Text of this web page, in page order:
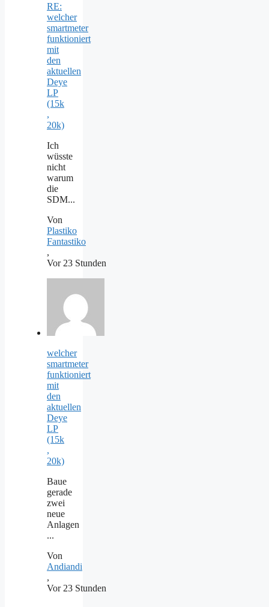
RE:
welcher
smartmeter
funktioniert
mit
den
aktuellen
Deye
LP
(15k
,
20k)
Ich
wüsste
nicht
warum
die
SDM...
Von
Plastiko
Fantastiko
,
Vor 23 Stunden
welcher
smartmeter
funktioniert
mit
den
aktuellen
Deye
LP
(15k
,
20k)
Baue
gerade
zwei
neue
Anlagen
...
Von
Andiandi
,
Vor 23 Stunden